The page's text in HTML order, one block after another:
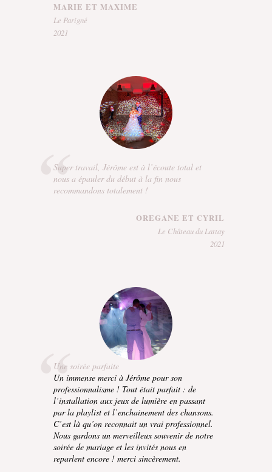
MARIE ET MAXIME
Le Parigné
2021
Super travail, Jérôme est à l’écoute total et
nous a épauler du début à la fin nous
recommandons totalement !
OREGANE ET CYRIL
Le Château du Lattay
2021
Une soirée parfaite
Un immense merci à Jérôme pour son
professionnalisme ! Tout était parfait : de
l’installation aux jeux de lumière en passant
par la playlist et l’enchainement des chansons.
C’est là qu’on reconnait un vrai professionnel.
Nous gardons un merveilleux souvenir de notre
soirée de mariage et les invités nous en
reparlent encore ! merci sincèrement.